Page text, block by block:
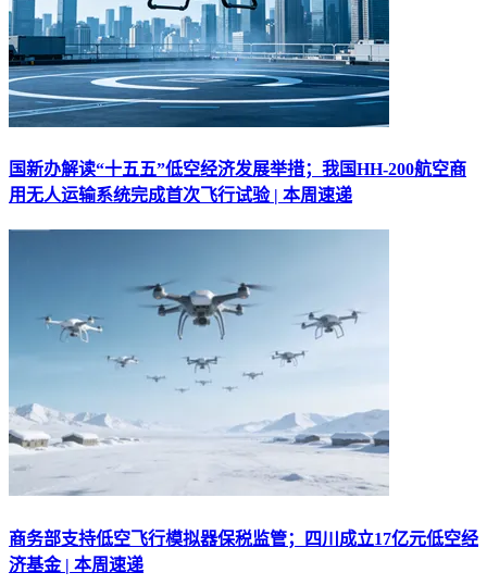
国新办解读“十五五”低空经济发展举措；我国HH-200航空商
用无人运输系统完成首次飞行试验 | 本周速递
商务部支持低空飞行模拟器保税监管；四川成立17亿元低空经
济基金 | 本周速递